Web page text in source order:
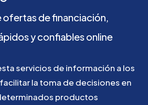
ofertas definanciación,
yconfiables online
servicios de información a los
facilitarla toma de decisiones en
productos